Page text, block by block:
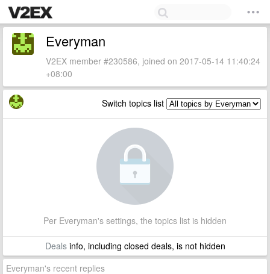
Everyman
V2EX member #230586, joined on 2017-05-14 11:40:24
+08:00
Switch topics list
Per Everyman's settings, the topics list is hidden
Dealsinfo, including closed deals, is not hidden
Everyman's recent replies